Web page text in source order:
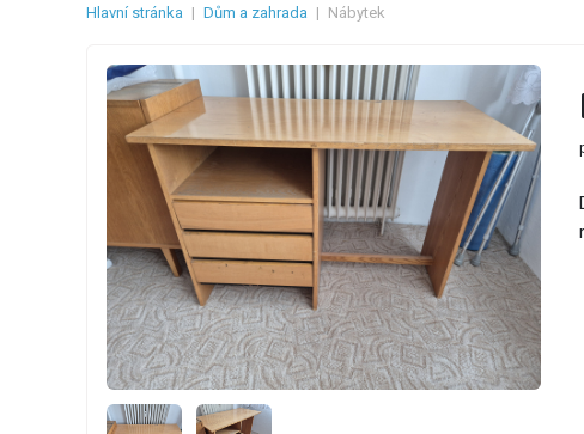
Hlavní stránka | Dům a zahrada | Nábytek